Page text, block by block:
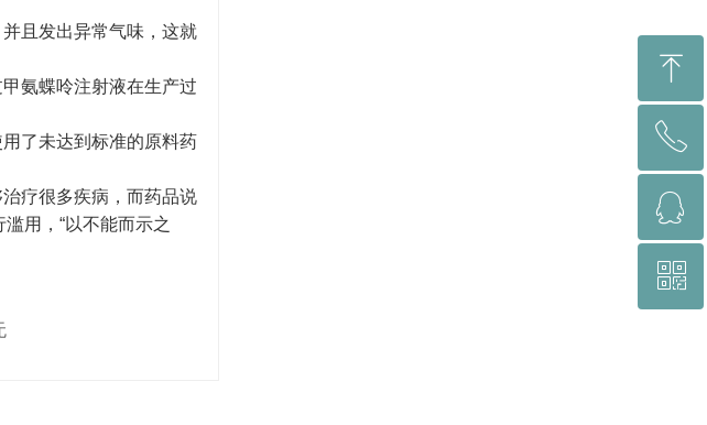
且发出异常气味，这就
氨蝶呤注射液在生产过
了未达到标准的原料药
疗很多疾病，而药品说
用，“以不能而示之
ꁸ
回到顶部
ꂅ
022-60888065
ꁗ
QQ客服
ꀥ